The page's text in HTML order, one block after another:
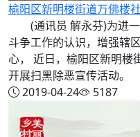
榆阳区新明楼街道万佛楼
(通讯员 解永芬)为进一
斗争工作的认识，增强辖
心， 近日，榆阳区新明楼
开展扫黑除恶宣传活动
2019-04-24
5187